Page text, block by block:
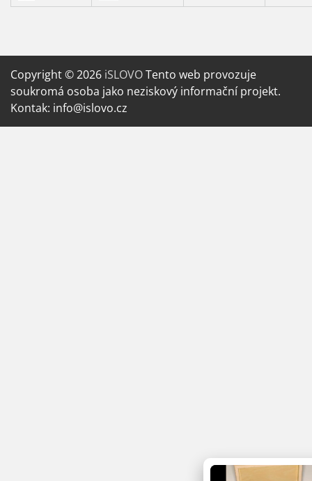
Copyright © 2026 iSLOVOTento web provozuje
soukromá osoba jako neziskový informační projekt.
Kontak: info@islovo.cz